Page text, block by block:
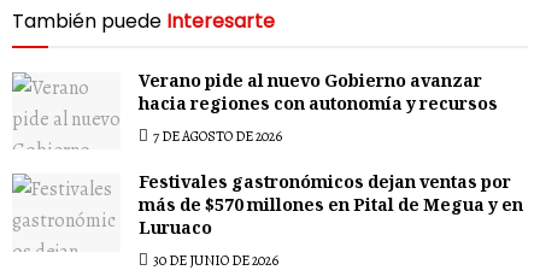
También puede Interesarte
Verano pide al nuevo Gobierno avanzar
hacia regiones con autonomía y recursos
7 DE AGOSTO DE 2026
Festivales gastronómicos dejan ventas por
más de $570 millones en Pital de Megua y en
Luruaco
30 DE JUNIO DE 2026